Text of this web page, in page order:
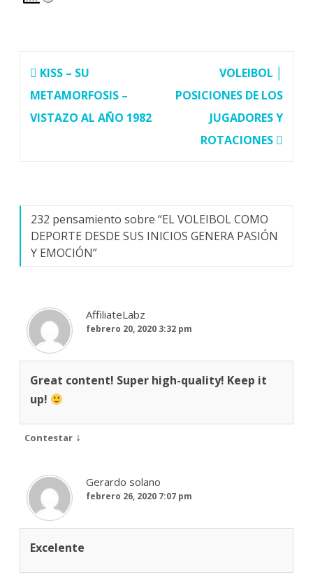
Navegación
de
entradas
KISS – SU
METAMORFOSIS –
VISTAZO AL AÑO 1982
VOLEIBOL │
POSICIONES DE LOS
JUGADORES Y
ROTACIONES
232 pensamiento sobre “EL VOLEIBOL COMO
DEPORTE DESDE SUS INICIOS GENERA PASIÓN
Y EMOCIÓN”
AffiliateLabz
febrero 20, 2020 3:32 pm
Great content! Super high-quality! Keep it
up!
Contestar ↓
Gerardo solano
febrero 26, 2020 7:07 pm
Excelente